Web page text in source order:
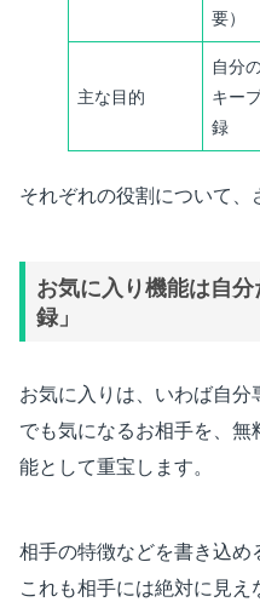
要）
主な目的
自分
キー
録
それぞれの役割について、
お気に入り機能は自
録」
お気に入りは、いわば自
でも気になるお相手を、
能として重宝します。
相手の特徴などを書き込め
これも相手には絶対に見